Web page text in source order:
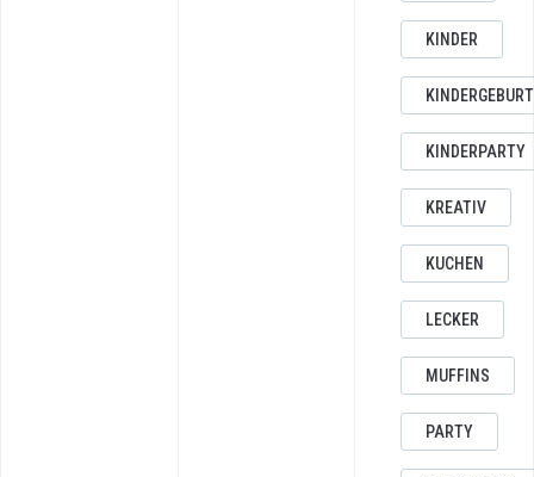
KINDER
KINDERPARTY
KREATIV
KUCHEN
LECKER
MUFFINS
PARTY